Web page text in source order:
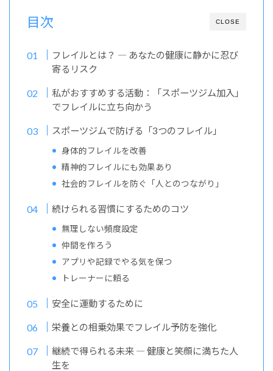
CLOSE
目次
フレイルとは？ ― あなたの健康に静かに忍び
寄るリスク
私がおすすめする活動：「スポーツジム加入」
でフレイルに立ち向かう
スポーツジムで防げる「3つのフレイル」
身体的フレイルを改善
精神的フレイルにも効果あり
社会的フレイルを防ぐ「人とのつながり」
続けられる習慣にするためのコツ
無理しない頻度設定
仲間を作ろう
アプリや記録でやる気を保つ
トレーナーに頼る
安全に運動するために
栄養との相乗効果でフレイル予防を強化
継続で得られる未来 ― 健康と笑顔に満ちた人
生を